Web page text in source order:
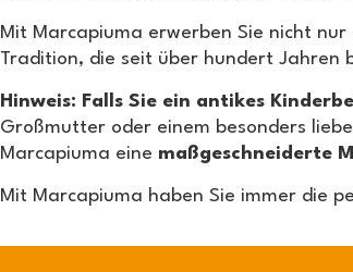
Mit Marcapiuma erwerben Sie nicht
Tradition, die seit über hundert Jahren
Hinweis: Falls Sie ein antikes
Großmutter oder einem besonders
Marcapiuma eine maßgeschneiderte
Mit Marcapiuma haben Sie immer die